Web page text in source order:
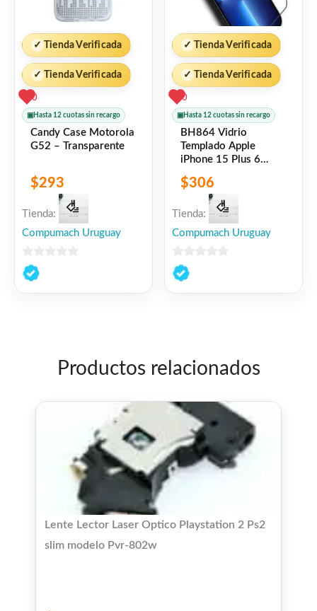
✓ Tienda Verificada
✓ Tienda Verificada
0
▣ Hasta 12 cuotas sin recargo
Candy Case Motorola
G52 – Transparente
$293
Tienda:
Compumach Uruguay
0
de
✓ Tienda Verificada
✓ Tienda Verificada
0
▣ Hasta 12 cuotas sin recargo
BH864 Vidrio
Templado Apple
iPhone 15 Plus 6
7″/0,33mm Negro
USAMS
$306
Tienda:
Compumach Uruguay
0
de
Productos relacionados
Lente Lector Laser Optico Playstation 2 Ps2
slim modelo Pvr-802w